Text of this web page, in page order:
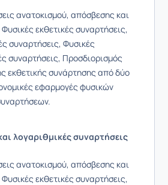
ανατοκισμού, απόσβεσης και
εκθετικές συναρτήσεις,
συναρτήσεις, Φυσικές
συναρτήσεις, Προσδιορισμός
εκθετικής συνάρτησης από δύο
εφαρμογές φυσικών
λογαριθμικές συναρτήσεις
ανατοκισμού, απόσβεσης και
εκθετικές συναρτήσεις,